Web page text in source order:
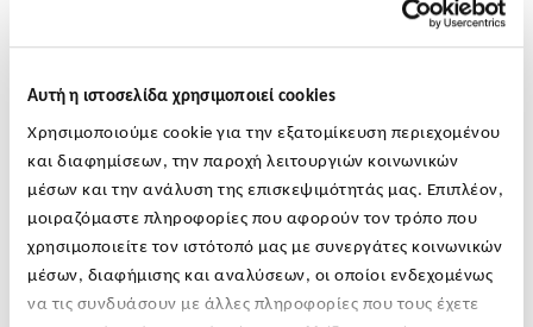
Αυτή η ιστοσελίδα χρησιμοποιεί cookies
Χρησιμοποιούμε cookie για την εξατομίκευση περιεχομένου
και διαφημίσεων, την παροχή λειτουργιών κοινωνικών
μέσων και την ανάλυση της επισκεψιμότητάς μας. Επιπλέον,
μοιραζόμαστε πληροφορίες που αφορούν τον τρόπο που
χρησιμοποιείτε τον ιστότοπό μας με συνεργάτες κοινωνικών
μέσων, διαφήμισης και αναλύσεων, οι οποίοι ενδεχομένως
να τις συνδυάσουν με άλλες πληροφορίες που τους έχετε
forgiveness που θα επιφέρουν κλυδωνισμούς στα
αποτελέσματα χρήσεως των τραπεζών.
Στο κακό πλην ρεαλιστικό σενάριο να υπάρξουν πολλά
λουκέτα από μικρομεσαίες επιχειρήσεις αλλά και από
γίγαντες ορισμένων κλάδων στον τουρισμό και τις
μεταφορές, ο τραπεζικός κλάδος θα δοκιμαστεί σκληρά σε
μια περίοδο όπου φαινομενικά είχε εσωτερικά εξυγιανθεί
και στόχευε ψηλότερα. Σε αυτήν την περίπτωση και με
τραπεζών σε ένα δεύτερο κύμα του ιού, ίσως η φθηνή